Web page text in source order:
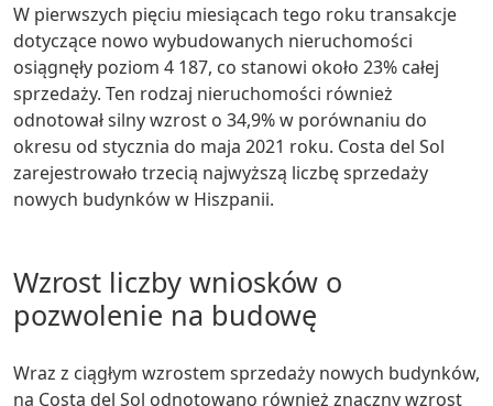
W pierwszych pięciu miesiącach tego roku transakcje
dotyczące nowo wybudowanych nieruchomości
osiągnęły poziom 4 187, co stanowi około 23% całej
sprzedaży. Ten rodzaj nieruchomości również
odnotował silny wzrost o 34,9% w porównaniu do
okresu od stycznia do maja 2021 roku. Costa del Sol
zarejestrowało trzecią najwyższą liczbę sprzedaży
nowych budynków w Hiszpanii.
Wzrost liczby wniosków o
pozwolenie na budowę
Wraz z ciągłym wzrostem sprzedaży nowych budynków,
na Costa del Sol odnotowano również znaczny wzrost